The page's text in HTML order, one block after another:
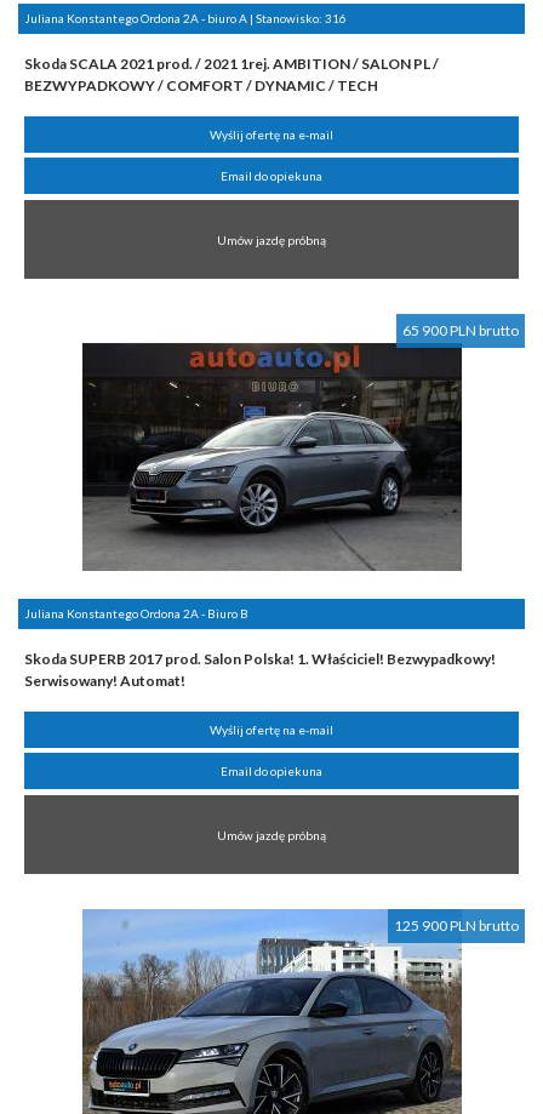
Juliana Konstantego Ordona 2A - biuro A | Stanowisko: 316
Skoda SCALA 2021 prod. / 2021 1rej. AMBITION / SALON PL /
BEZWYPADKOWY / COMFORT / DYNAMIC / TECH
Wyślij ofertę na e-mail
Email do opiekuna
Umów jazdę próbną
65 900 PLN brutto
Juliana Konstantego Ordona 2A - Biuro B
Skoda SUPERB 2017 prod. Salon Polska! 1. Właściciel! Bezwypadkowy!
Serwisowany! Automat!
Wyślij ofertę na e-mail
Email do opiekuna
Umów jazdę próbną
125 900 PLN brutto